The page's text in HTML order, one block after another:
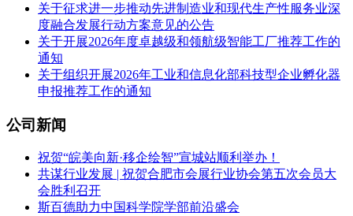
关于征求进一步推动先进制造业和现代生产性服务业深
度融合发展行动方案意见的公告
关于开展2026年度卓越级和领航级智能工厂推荐工作的
通知
关于组织开展2026年工业和信息化部科技型企业孵化器
申报推荐工作的通知
公司新闻
祝贺“皖美向新·移企绘智”宣城站顺利举办！
共谋行业发展 | 祝贺合肥市会展行业协会第五次会员大
会胜利召开
斯百德助力中国科学院学部前沿盛会